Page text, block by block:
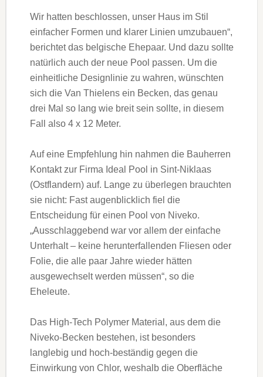
Wir hatten beschlossen, unser Haus im Stil
einfacher Formen und klarer Linien umzubauen“,
berichtet das belgische Ehepaar. Und dazu sollte
natürlich auch der neue Pool passen. Um die
einheitliche Designlinie zu wahren, wünschten
sich die Van Thielens ein Becken, das genau
drei Mal so lang wie breit sein sollte, in diesem
Fall also 4 x 12 Meter.
Auf eine Empfehlung hin nahmen die Bauherren
Kontakt zur Firma Ideal Pool in Sint-Niklaas
(Ostflandern) auf. Lange zu überlegen brauchten
sie nicht: Fast augenblicklich fiel die
Entscheidung für einen Pool von Niveko.
„Ausschlaggebend war vor allem der einfache
Unterhalt – keine herunterfallenden Fliesen oder
Folie, die alle paar Jahre wieder hätten
ausgewechselt werden müssen“, so die
Eheleute.
Das High-Tech Polymer Material, aus dem die
Niveko-Becken bestehen, ist besonders
langlebig und hoch-beständig gegen die
Einwirkung von Chlor, weshalb die Oberfläche